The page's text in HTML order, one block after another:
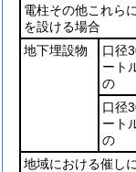
電柱その他これら
を設ける場合
地下埋設物
口径
ート
の
口径
ート
の
地域における催し